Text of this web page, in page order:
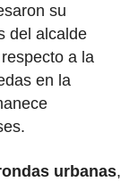
su
del alcalde
a la
en la
urbanas,